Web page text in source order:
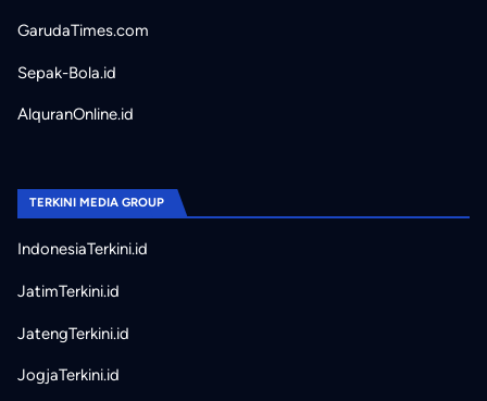
GarudaTimes.com
Sepak-Bola.id
AlquranOnline.id
TERKINI MEDIA GROUP
IndonesiaTerkini.id
JatimTerkini.id
JatengTerkini.id
JogjaTerkini.id